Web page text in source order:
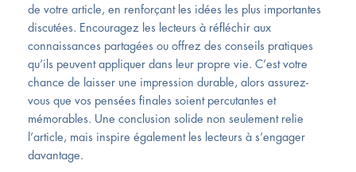
de votre article, en renforçant les idées les plus importantes
discutées. Encouragez les lecteurs à réfléchir aux
connaissances partagées ou offrez des conseils pratiques
qu’ils peuvent appliquer dans leur propre vie. C’est votre
chance de laisser une impression durable, alors assurez-
vous que vos pensées finales soient percutantes et
mémorables. Une conclusion solide non seulement relie
l’article, mais inspire également les lecteurs à s’engager
davantage.